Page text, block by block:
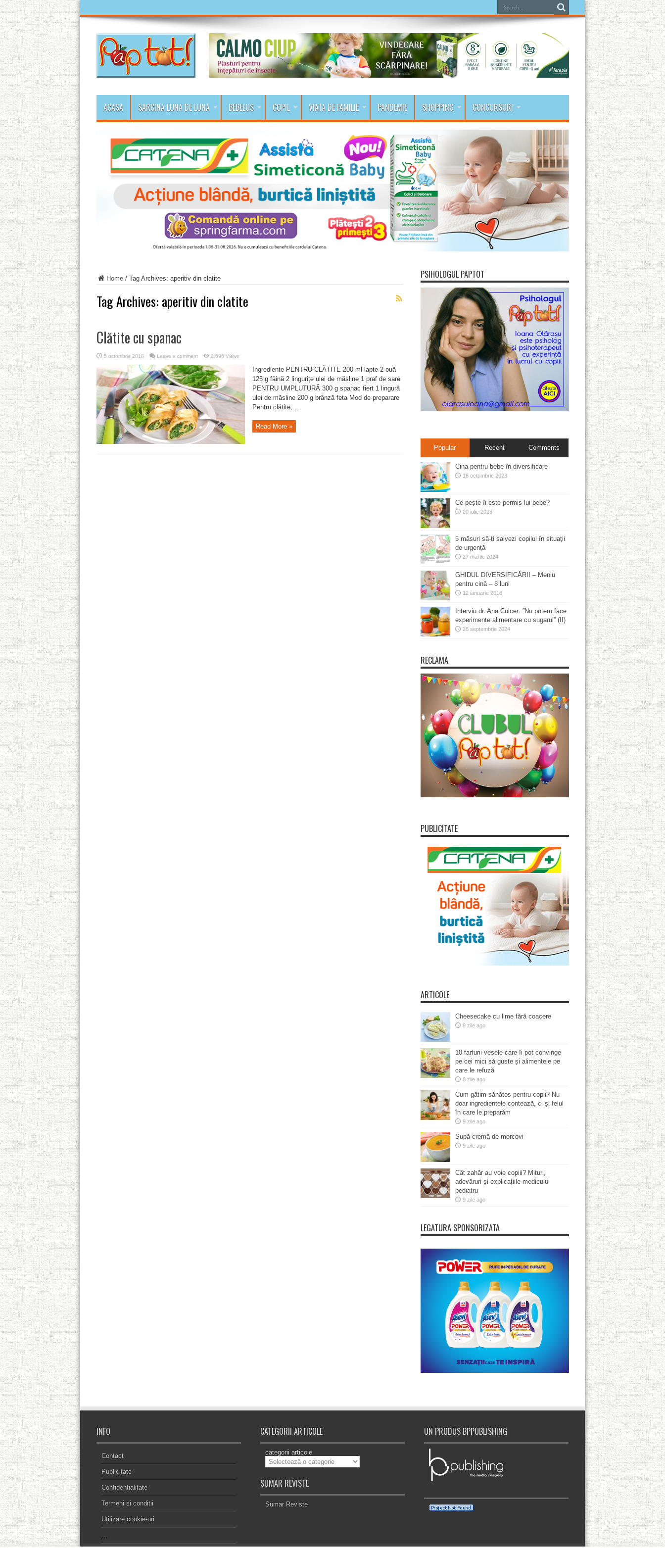
ACASA SARCINA LUNA DE LUNA BEBELUS COPIL VIATA DE FAMILIE PANDEMIE SHOPPING CONCURSURI
Home/ Tag Archives: aperitiv din clatite
Tag Archives: aperitiv din clatite
Clătite cu spanac
5 octombrie 2018 Leave a comment 2,696 Views
Ingrediente PENTRU CLĂTITE 200 ml lapte 2 ouă
125 g făină 2 lingurițe ulei de măsline 1 praf de sare
PENTRU UMPLUTURĂ 300 g spanac fiert 1 lingură
ulei de măsline 200 g brânză feta Mod de preparare
Pentru clătite, ...
Read More »
PSIHOLOGUL PAPTOT
Popular Recent Comments
Cina pentru bebe în diversificare
16 octombrie 2023
Ce pește îi este permis lui bebe?
20 iulie 2023
5 măsuri să-ți salvezi copilul în situații
de urgență
27 martie 2024
GHIDUL DIVERSIFICĂRII – Meniu
pentru cină – 8 luni
12 ianuarie 2016
Interviu dr. Ana Culcer: ”Nu putem face
experimente alimentare cu sugarul” (II)
26 septembrie 2024
RECLAMA
PUBLICITATE
ARTICOLE
Cheesecake cu lime fără coacere
8 zile ago
10 farfurii vesele care îi pot convinge
pe cei mici să guste și alimentele pe
care le refuză
8 zile ago
Cum gătim sănătos pentru copii? Nu
doar ingredientele contează, ci și felul
în care le preparăm
9 zile ago
Supă-cremă de morcovi
9 zile ago
Cât zahăr au voie copiii? Mituri,
adevăruri și explicațiile medicului
pediatru
9 zile ago
LEGATURA SPONSORIZATA
INFO
Contact
Publicitate
Confidentialitate
Termeni si conditii
Utilizare cookie-uri
…
CATEGORII ARTICOLE
categorii articole
SUMAR REVISTE
Sumar Reviste
UN PRODUS BPPUBLISHING